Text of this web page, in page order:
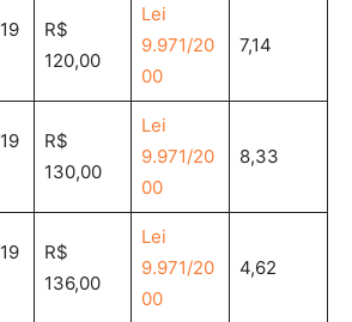
R$
120,00
Lei
9.971/20
00
7,14
R$
130,00
Lei
9.971/20
00
8,33
R$
136,00
Lei
9.971/20
00
4,62